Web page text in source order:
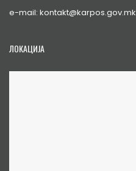
e-mail: kontakt@karpos.gov.mk
ЛОКАЦИЈА